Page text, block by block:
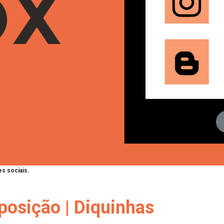
sociais.
| Diquinhas